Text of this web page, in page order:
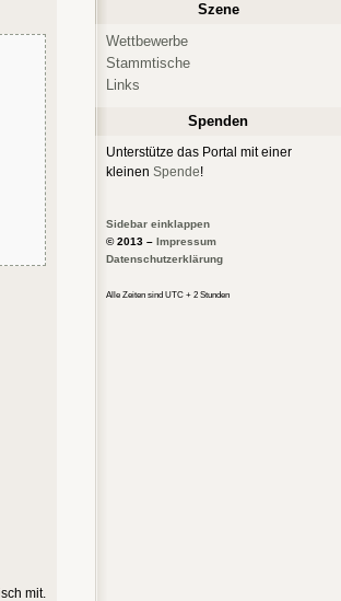
mit.
Szene
Wettbewerbe
Stammtische
Links
Spenden
Unterstütze das Portal mit einer
kleinen Spende!
Sidebar einklappen
© 2013 – Impressum
Datenschutzerklärung
Alle Zeiten sind UTC + 2 Stunden